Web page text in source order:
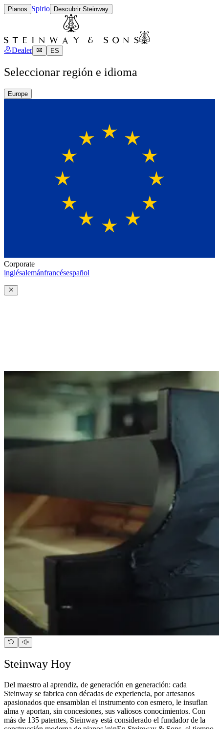
Pianos Spirio Descubrir Steinway
Dealer ES
Seleccionar región e idioma
Europe
Corporate
inglésalemánfrancésespañol
Steinway Hoy
Del maestro al aprendiz, de generación en generación: cada
Steinway se fabrica con décadas de experiencia, por artesanos
apasionados que ensamblan el instrumento con esmero, le insuflan
alma y aportan, sin concesiones, sus valiosos conocimientos. Con
más de 135 patentes, Steinway está considerado el fundador de la